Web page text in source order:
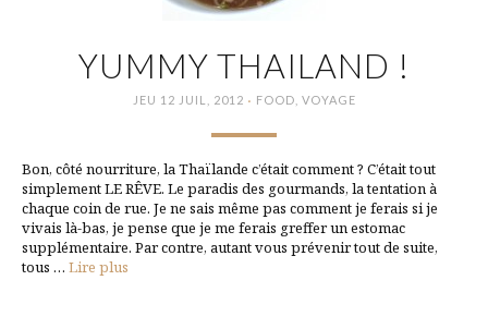
YUMMY THAILAND !
JEU 12 JUIL, 2012 · FOOD VOYAGE
Bon, côté nourriture, la Thaïlande c’était comment ? C’était tout
simplement LE RÊVE. Le paradis des gourmands, la tentation à
chaque coin de rue. Je ne sais même pas comment je ferais si je
vivais là-bas, je pense que je me ferais greffer un estomac
supplémentaire. Par contre, autant vous prévenir tout de suite,
tous … Lire plus